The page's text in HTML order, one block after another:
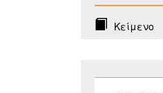
Κείμενο